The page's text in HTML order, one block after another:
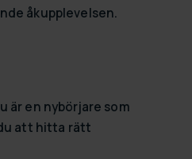
åkupplevelsen.
är en nybörjare som
att hitta rätt